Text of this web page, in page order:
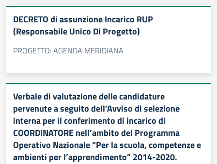
DECRETO di assunzione Incarico RUP
(Responsabile Unico Di Progetto)
PROGETTO: AGENDA MERIDIANA
Verbale di valutazione delle candidature
pervenute a seguito dell’Avviso di selezione
interna per il conferimento di incarico di
COORDINATORE nell’ambito del Programma
Operativo Nazionale “Per la scuola, competenze e
ambienti per l’apprendimento” 2014-2020.